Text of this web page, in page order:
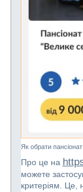
Як обрати
Про це на
можете
критеріям. Це,